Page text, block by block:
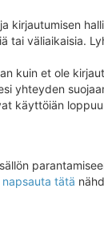
kirjautumisen
väliaikaisia.
kuin et ole
yhteyden
käyttöiän
napsauta tätä